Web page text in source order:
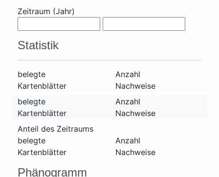
Zeitraum (Jahr)
Statistik
belegte
Kartenblätter
Anzahl
Nachweise
belegte
Kartenblätter
Anzahl
Nachweise
Anteil des Zeitraums
belegte
Kartenblätter
Anzahl
Nachweise
Phänogramm